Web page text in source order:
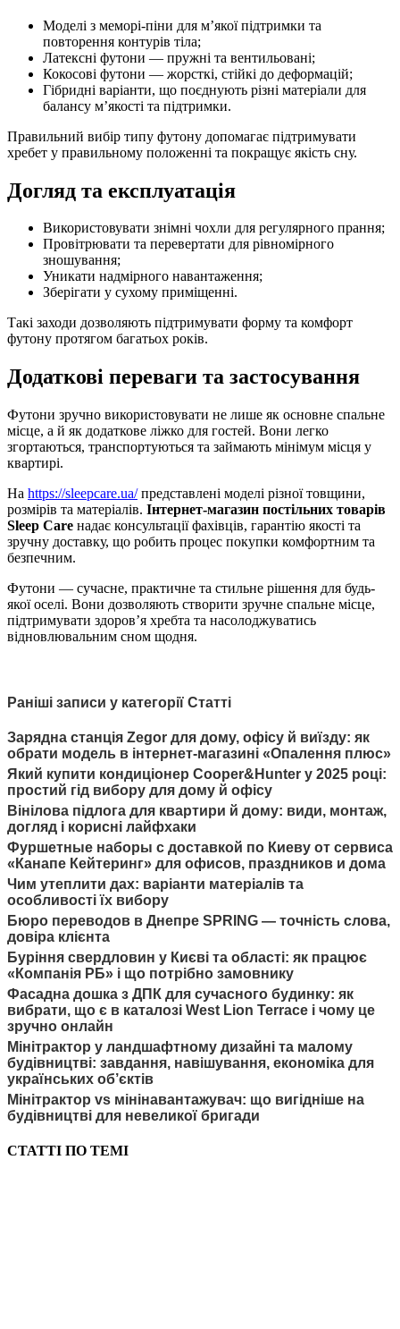
Моделі з меморі-піни для м’якої підтримки та
повторення контурів тіла;
Латексні футони — пружні та вентильовані;
Кокосові футони — жорсткі, стійкі до деформацій;
Гібридні варіанти, що поєднують різні матеріали для
балансу м’якості та підтримки.
Правильний вибір типу футону допомагає підтримувати
хребет у правильному положенні та покращує якість сну.
Догляд та експлуатація
Використовувати знімні чохли для регулярного прання;
Провітрювати та перевертати для рівномірного
зношування;
Уникати надмірного навантаження;
Зберігати у сухому приміщенні.
Такі заходи дозволяють підтримувати форму та комфорт
футону протягом багатьох років.
Додаткові переваги та застосування
Футони зручно використовувати не лише як основне спальне
місце, а й як додаткове ліжко для гостей. Вони легко
згортаються, транспортуються та займають мінімум місця у
квартирі.
На https://sleepcare.ua/представлені моделі різної товщини,
розмірів та матеріалів. Інтернет-магазин постільних товарів
Sleep Care надає консультації фахівців, гарантію якості та
зручну доставку, що робить процес покупки комфортним та
безпечним.
Футони — сучасне, практичне та стильне рішення для будь-
якої оселі. Вони дозволяють створити зручне спальне місце,
підтримувати здоров’я хребта та насолоджуватись
відновлювальним сном щодня.
Раніші записи у категорії Статті
Зарядна станція Zegor для дому, офісу й виїзду: як
обрати модель в інтернет-магазині «Опалення плюс»
Який купити кондиціонер Cooper&Hunter у 2025 році:
простий гід вибору для дому й офісу
Вінілова підлога для квартири й дому: види, монтаж,
догляд і корисні лайфхаки
Фуршетные наборы с доставкой по Киеву от сервиса
«Канапе Кейтеринг» для офисов, праздников и дома
Чим утеплити дах: варіанти матеріалів та
особливості їх вибору
Бюро переводов в Днепре SPRING — точність слова,
довіра клієнта
Буріння свердловин у Києві та області: як працює
«Компанія РБ» і що потрібно замовнику
Фасадна дошка з ДПК для сучасного будинку: як
вибрати, що є в каталозі West Lion Terrace і чому це
зручно онлайн
Мінітрактор у ландшафтному дизайні та малому
будівництві: завдання, навішування, економіка для
українських об’єктів
Мінітрактор vs мінінавантажувач: що вигідніше на
будівництві для невеликої бригади
СТАТТІ ПО ТЕМІ